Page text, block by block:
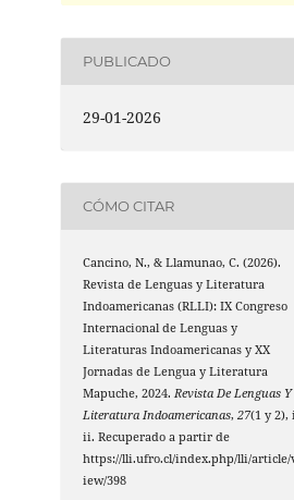
PUBLICADO
29-01-2026
CÓMO CITAR
Cancino, N., & Llamunao, C. (2026).
Revista de Lenguas y Literatura
Indoamericanas (RLLI): IX Congreso
Internacional de Lenguas y
Literaturas Indoamericanas y XX
Jornadas de Lengua y Literatura
Mapuche, 2024.Revista De Lenguas Y
Literatura Indoamericanas,27(1 y 2),
ii. Recuperado a partir de
https://lli.ufro.cl/index.php/lli/article/
iew/398